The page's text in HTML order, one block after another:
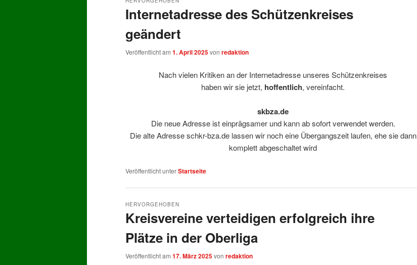
Internetadresse des Schützenkreises
geändert
Veröffentlicht am 1. April 2025von redaktion
Nach vielen Kritiken an der Internetadresse unseres Schützenkreises
haben wir sie jetzt, hoffentlich, vereinfacht.
skbza.de
Die neue Adresse ist einprägsamer und kann ab sofort verwendet werden.
Die alte Adresse schkr-bza.de lassen wir noch eine Übergangszeit laufen, ehe sie dann
komplett abgeschaltet wird
Veröffentlicht unterStartseite
Kreisvereine verteidigen erfolgreich ihre
Plätze in der Oberliga
HERVORGEHOBEN
Veröffentlicht am 17. März 2025von redaktion